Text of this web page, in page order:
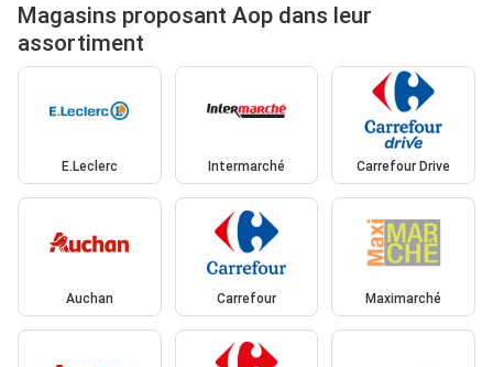
Magasins proposant Aop dans leur
assortiment
E.Leclerc Intermarché Carrefour Drive
Auchan Carrefour Maximarché